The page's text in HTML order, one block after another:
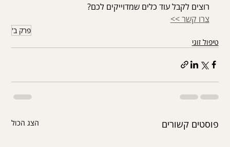
רוצים לקבל עוד כלים שמדוייקים לכם?
צרו קשר >>
פרק ב'
טיפול זוגי
פוסטים קשורים הצג הכול